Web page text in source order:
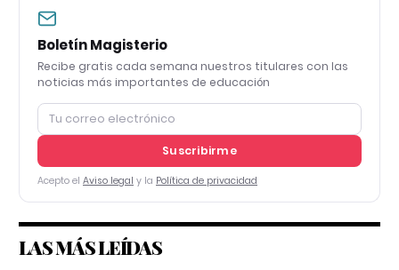
Boletín Magisterio
Recibe gratis cada semana nuestros titulares con las
noticias más importantes de educación
Suscribirme
Acepto el Aviso legal y la Política de privacidad
LAS MÁS LEÍDAS